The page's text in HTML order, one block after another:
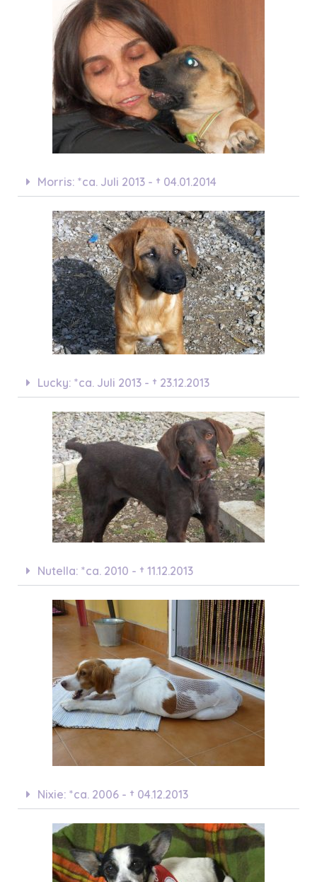
Morris: *ca. Juli 2013 - † 04.01.2014
Lucky: *ca. Juli 2013 - † 23.12.2013
Nutella: *ca. 2010 - † 11.12.2013
Nixie: *ca. 2006 - † 04.12.2013